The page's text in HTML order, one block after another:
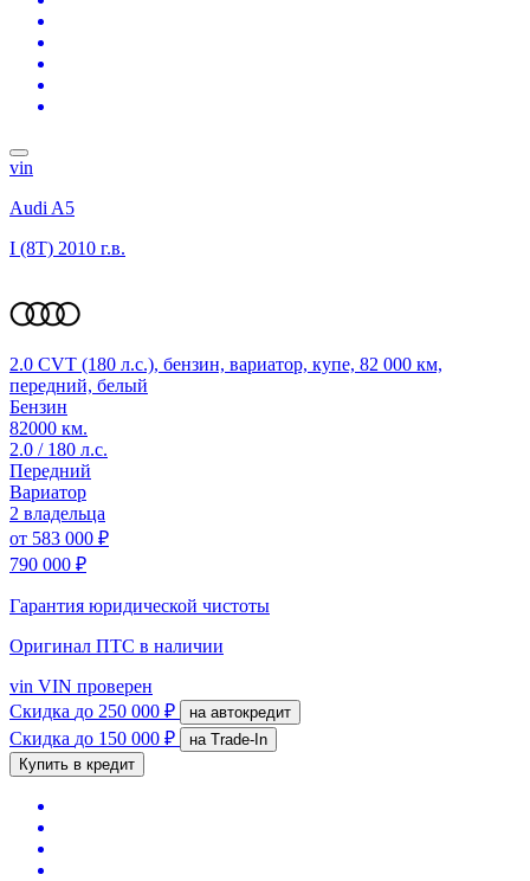
vin
Audi A5
I (8T) 2010 г.в.
2.0 CVT (180 л.с.), бензин, вариатор, купе, 82 000 км,
передний, белый
Бензин
82000 км.
2.0 / 180 л.с.
Передний
Вариатор
2 владельца
от 583 000 ₽
790 000 ₽
Гарантия юридической чистоты
Оригинал ПТС в наличии
vin VIN проверен
Скидка до 250 000 ₽ на автокредит
Скидка до 150 000 ₽
на Trade-In
Купить в кредит